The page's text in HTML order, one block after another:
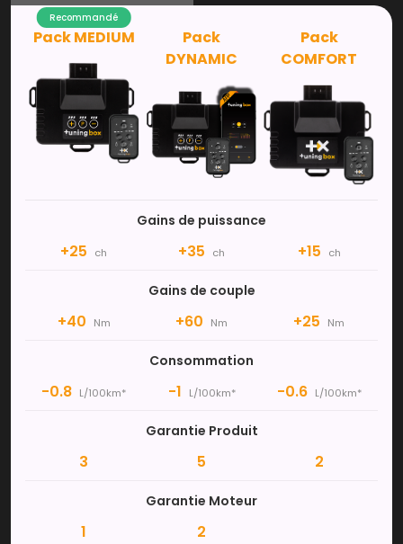
Recommandé
Pack MEDIUM
Pack
DYNAMIC
Pack
COMFORT
Gains de puissance
+25 ch +35 ch +15 ch
Gains de couple
+40 Nm +60 Nm +25 Nm
Consommation
-0.8 L/100km* -1 L/100km* -0.6 L/100km*
Garantie Produit
3 5 2
Garantie Moteur
1 2